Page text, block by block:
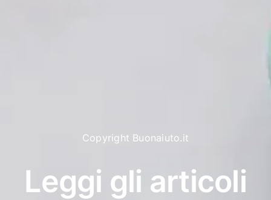
Copyright Buonaiuto.it
Leggi gli articoli